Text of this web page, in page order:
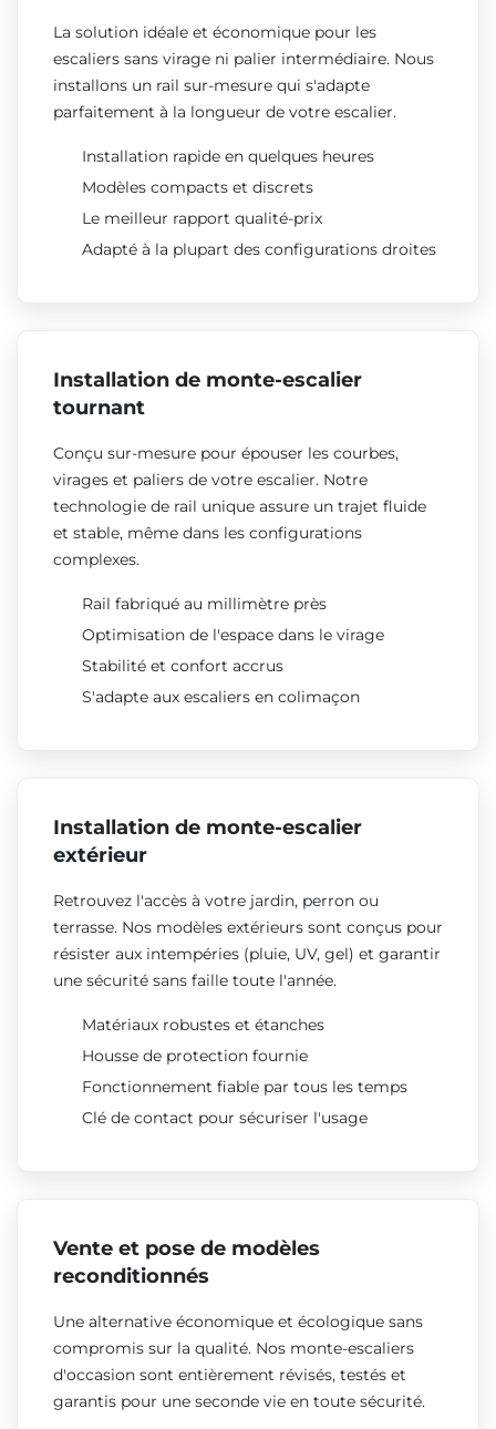
La solution idéale et économique pour les
escaliers sans virage ni palier intermédiaire. Nous
installons un rail sur-mesure qui s'adapte
parfaitement à la longueur de votre escalier.
Installation rapide en quelques heures
Modèles compacts et discrets
Le meilleur rapport qualité-prix
Adapté à la plupart des configurations droites
Installation de monte-escalier
tournant
Conçu sur-mesure pour épouser les courbes,
virages et paliers de votre escalier. Notre
technologie de rail unique assure un trajet fluide
et stable, même dans les configurations
complexes.
Rail fabriqué au millimètre près
Optimisation de l'espace dans le virage
Stabilité et confort accrus
S'adapte aux escaliers en colimaçon
Installation de monte-escalier
extérieur
Retrouvez l'accès à votre jardin, perron ou
terrasse. Nos modèles extérieurs sont conçus pour
résister aux intempéries (pluie, UV, gel) et garantir
une sécurité sans faille toute l'année.
Matériaux robustes et étanches
Housse de protection fournie
Fonctionnement fiable par tous les temps
Clé de contact pour sécuriser l'usage
Vente et pose de modèles
reconditionnés
Une alternative économique et écologique sans
compromis sur la qualité. Nos monte-escaliers
d'occasion sont entièrement révisés, testés et
garantis pour une seconde vie en toute sécurité.